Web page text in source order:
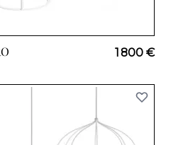
1 800 €